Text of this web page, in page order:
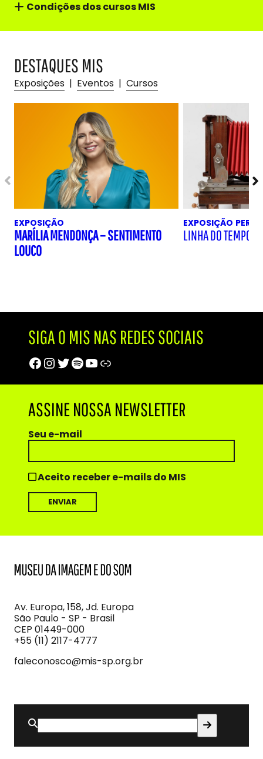
Condições dos cursos MIS
DESTAQUES MIS
Exposições | Eventos | Cursos
EXPOSIÇÃO
MARÍLIA MENDONÇA – SENTIMENTO
LOUCO
EXPOSIÇÃO
LINHA DO TEMPO
SIGA O MIS NAS REDES SOCIAIS
Facebook
Instagram
Twitter
Spotify
Youtube
Trip Advisor
ASSINE NOSSA NEWSLETTER
Seu e-mail
Aceito receber e-mails do MIS
Imagem
e
do
Som
Av. Europa, 158, Jd. Europa
São Paulo - SP - Brasil
CEP 01449-000
+55 (11) 2117-4777
faleconosco@mis-sp.org.br
Buscar
por: